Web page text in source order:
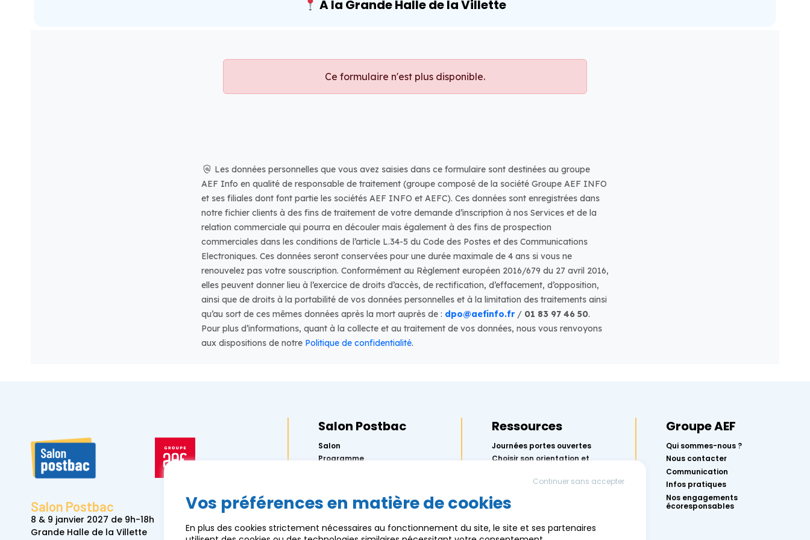
A la Grande Halle de la Villette
Salon Postbac
8 & 9 janvier 2027 de 9h-18h
Grande Halle de la Villette
Salon Postbac
Salon
Programme
Partenaires
Ressources
Ressources
Journées portes ouvertes
Choisir son orientation et
orientation
Replay des conférences
Mercredis de l’orientation
Groupe AEF
Qui sommes-nous ?
Nous contacter
Communication
Infos pratiques
Nos engagements
écoresponsables
Continuer sans accepter
Vos préférences en matière de cookies
En plus des cookies strictement nécessaires au fonctionnement du site, le site et ses partenaires